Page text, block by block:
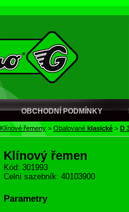
OBCHODNÍ PODMÍNKY
Klínové řemeny > Obalované klasické > D
Klínový řemen
Kód: 301993
Celní sazebník: 40103900
Parametry